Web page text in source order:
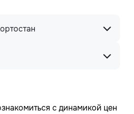
с динамикой цен